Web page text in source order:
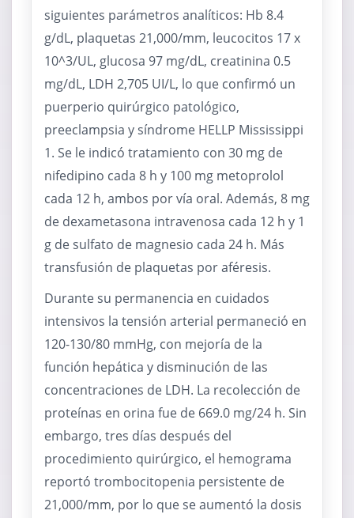
siguientes parámetros analíticos: Hb 8.4
g/dL, plaquetas 21,000/mm, leucocitos 17 x
10^3/UL, glucosa 97 mg/dL, creatinina 0.5
mg/dL, LDH 2,705 UI/L, lo que confirmó un
puerperio quirúrgico patológico,
preeclampsia y síndrome HELLP Mississippi
1. Se le indicó tratamiento con 30 mg de
nifedipino cada 8 h y 100 mg metoprolol
cada 12 h, ambos por vía oral. Además, 8 mg
de dexametasona intravenosa cada 12 h y 1
g de sulfato de magnesio cada 24 h. Más
transfusión de plaquetas por aféresis.
Durante su permanencia en cuidados
intensivos la tensión arterial permaneció en
120-130/80 mmHg, con mejoría de la
función hepática y disminución de las
concentraciones de LDH. La recolección de
proteínas en orina fue de 669.0 mg/24 h. Sin
embargo, tres días después del
procedimiento quirúrgico, el hemograma
reportó trombocitopenia persistente de
21,000/mm, por lo que se aumentó la dosis